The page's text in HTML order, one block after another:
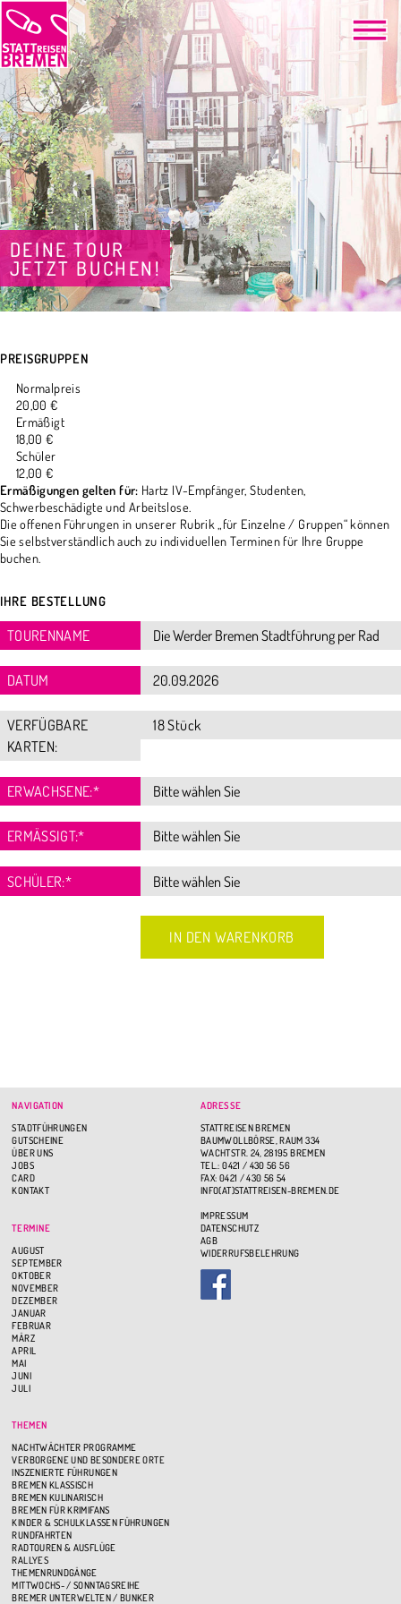
DEINE TOUR
JETZT BUCHEN!
PREISGRUPPEN
Normalpreis
20,00 €
Ermäßigt
18,00 €
Schüler
12,00 €
Ermäßigungen gelten für: Hartz IV-Empfänger, Studenten,
Schwerbeschädigte und Arbeitslose.
Die offenen Führungen in unserer Rubrik „für Einzelne / Gruppen“ können
Sie selbstverständlich auch zu individuellen Terminen für Ihre Gruppe
buchen.
IHRE BESTELLUNG
TOURENNAME
DATUM
VERFÜGBARE
KARTEN:
18 Stück
ERWACHSENE:*
ERMÄSSIGT:*
SCHÜLER:*
NAVIGATION
STADTFÜHRUNGEN
GUTSCHEINE
ÜBER UNS
JOBS
CARD
KONTAKT
TERMINE
AUGUST
SEPTEMBER
OKTOBER
NOVEMBER
DEZEMBER
JANUAR
FEBRUAR
MÄRZ
APRIL
MAI
JUNI
JULI
THEMEN
NACHTWÄCHTER PROGRAMME
VERBORGENE UND BESONDERE ORTE
INSZENIERTE FÜHRUNGEN
BREMEN KLASSISCH
BREMEN KULINARISCH
BREMEN FÜR KRIMIFANS
KINDER & SCHULKLASSEN FÜHRUNGEN
RUNDFAHRTEN
RADTOUREN & AUSFLÜGE
RALLYES
THEMENRUNDGÄNGE
MITTWOCHS- / SONNTAGSREIHE
BREMER UNTERWELTEN / BUNKER
ADRESSE
STATTREISEN BREMEN
BAUMWOLLBÖRSE, RAUM 334
WACHTSTR. 24, 28195 BREMEN
TEL.: 0421 / 430 56 56
FAX: 0421 / 430 56 54
INFO(AT)STATTREISEN-BREMEN.DE
IMPRESSUM
DATENSCHUTZ
AGB
WIDERRUFSBELEHRUNG